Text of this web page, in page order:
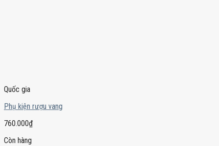
Quốc gia
Phụ kiện rượu vang
760.000₫
Còn hàng